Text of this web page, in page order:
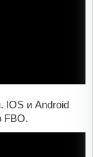
IOS и Android
FBO.